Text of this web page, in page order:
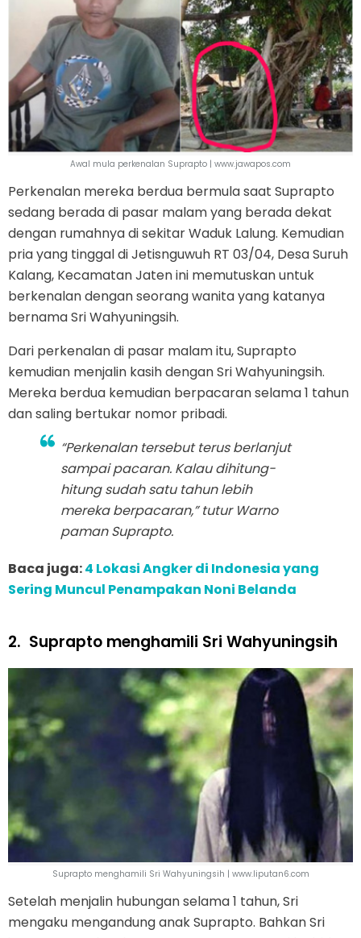
Awal mula perkenalan Suprapto | www.jawapos.com
Perkenalan mereka berdua bermula saat Suprapto
sedang berada di pasar malam yang berada dekat
dengan rumahnya di sekitar Waduk Lalung. Kemudian
pria yang tinggal di Jetisnguwuh RT 03/04, Desa Suruh
Kalang, Kecamatan Jaten ini memutuskan untuk
berkenalan dengan seorang wanita yang katanya
bernama Sri Wahyuningsih.
Dari perkenalan di pasar malam itu, Suprapto
kemudian menjalin kasih dengan Sri Wahyuningsih.
Mereka berdua kemudian berpacaran selama 1 tahun
dan saling bertukar nomor pribadi.
“Perkenalan tersebut terus berlanjut
sampai pacaran. Kalau dihitung-
hitung sudah satu tahun lebih
mereka berpacaran,” tutur Warno
paman Suprapto.
Baca juga:4 Lokasi Angker di Indonesia yang
Sering Muncul Penampakan Noni Belanda
2. Suprapto menghamili Sri Wahyuningsih
Suprapto menghamili Sri Wahyuningsih | www.liputan6.com
Setelah menjalin hubungan selama 1 tahun, Sri
mengaku mengandung anak Suprapto. Bahkan Sri